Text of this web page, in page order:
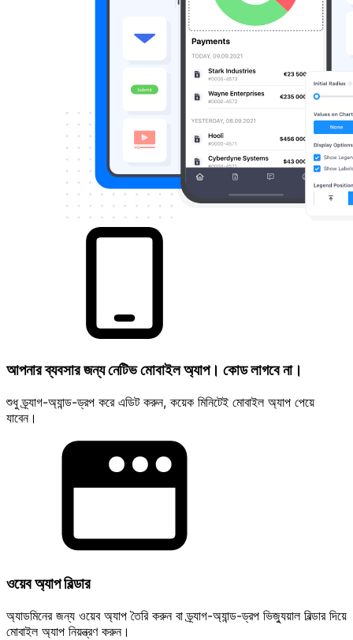
আপনার ব্যবসার জন্য নেটিভ মোবাইল অ্যাপ। কোড লাগবে না।
শুধু ড্র্যাগ-অ্যান্ড-ড্রপ করে এডিট করুন, কয়েক মিনিটেই মোবাইল অ্যাপ পেয়ে
যাবেন।
ওয়েব অ্যাপ বিল্ডার
অ্যাডমিনের জন্য ওয়েব অ্যাপ তৈরি করুন বা ড্র্যাগ-অ্যান্ড-ড্রপ ভিজ্যুয়াল বিল্ডার দিয়ে
মোবাইল অ্যাপ নিয়ন্ত্রণ করুন।